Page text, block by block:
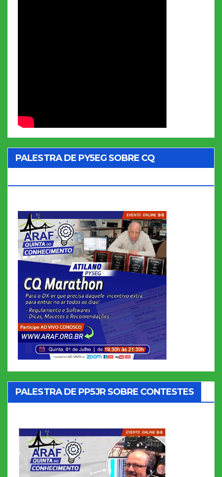
PALESTRA DE PY5EG SOBRE CQ
PALESTRA DE PP5JR SOBRE CONTESTES